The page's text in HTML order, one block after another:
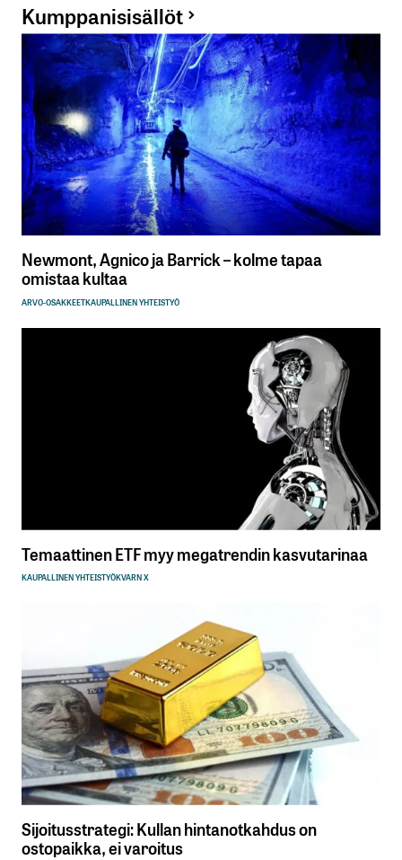
Kumppanisisällöt
Newmont, Agnico ja Barrick – kolme tapaa
omistaa kultaa
ARVO-OSAKKEETKAUPALLINEN YHTEISTYÖ
Temaattinen ETF myy megatrendin kasvutarinaa
KAUPALLINEN YHTEISTYÖKVARN X
Sijoitusstrategi: Kullan hintanotkahdus on
ostopaikka, ei varoitus